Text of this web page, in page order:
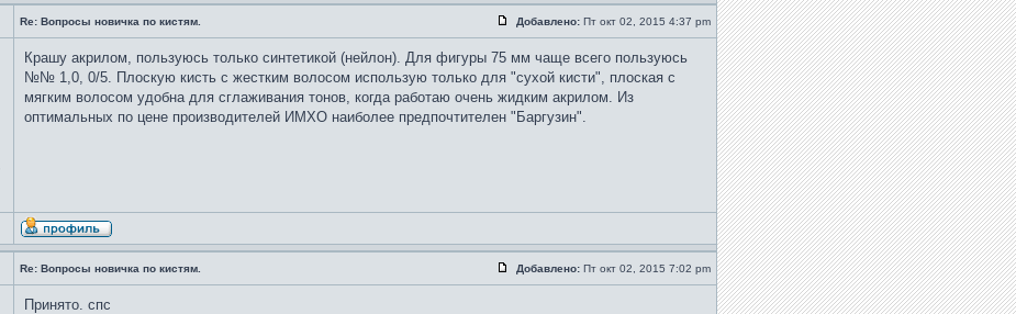
Re: Вопросы новичка по кистям. Добавлено: Пт окт 02, 2015 4:37 pm
Крашу акрилом, пользуюсь только синтетикой (нейлон). Для фигуры 75 мм чаще всего пользуюсь
№№ 1,0, 0/5. Плоскую кисть с жестким волосом использую только для "сухой кисти", плоская с
мягким волосом удобна для сглаживания тонов, когда работаю очень жидким акрилом. Из
оптимальных по цене производителей ИМХО наиболее предпочтителен "Баргузин".
Re: Вопросы новичка по кистям. Добавлено: Пт окт 02, 2015 7:02 pm
Принято. спс